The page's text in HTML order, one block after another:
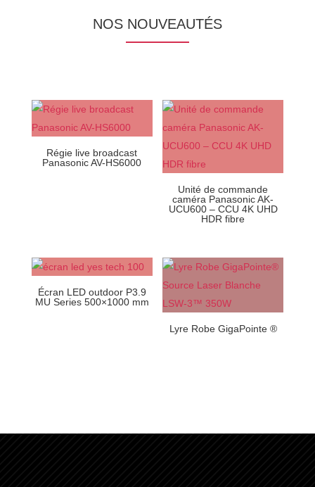
NOS NOUVEAUTÉS
Régie live broadcast
Panasonic AV-HS6000
Unité de commande
caméra Panasonic AK-
UCU600 – CCU 4K UHD
HDR fibre
Écran LED outdoor P3.9
MU Series 500×1000 mm
Lyre Robe GigaPointe ®